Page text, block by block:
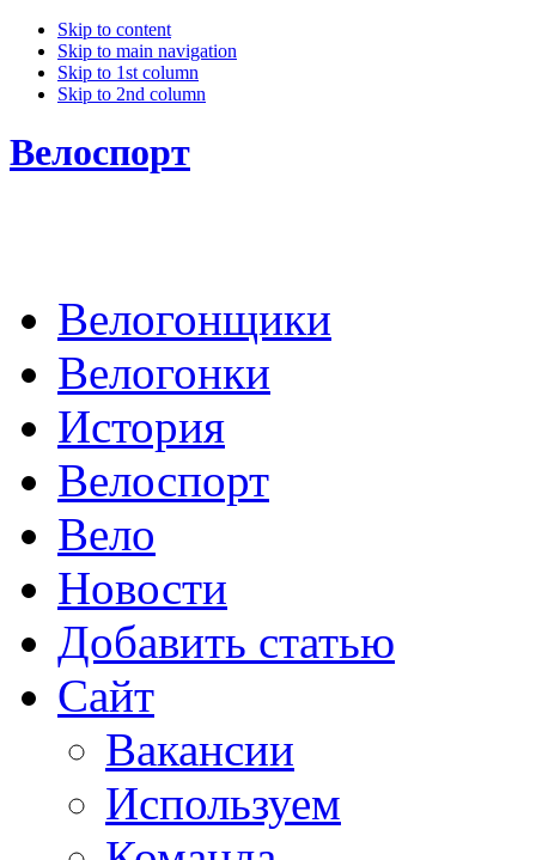
Skip to content
Skip to main navigation
Skip to 1st column
Skip to 2nd column
Велоспорт
Велогонщики
Велогонки
История
Велоспорт
Вело
Новости
Добавить статью
Сайт
Вакансии
Используем